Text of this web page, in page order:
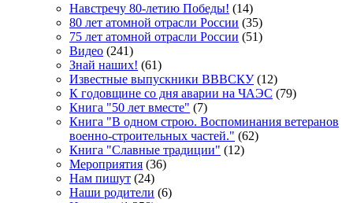
Навстречу 80-летию Победы! (14)
80 лет атомной отрасли России (35)
75 лет атомной отрасли России (51)
Видео (241)
Знай наших! (61)
Известные выпускники ВВВСКУ(12)
К годовщине со дня аварии на ЧАЭС (79)
Книга "50 лет вместе" (7)
Книга "В одном строю. Воспоминания ветеранов
военно-строительных частей." (62)
Книга "Славные традиции" (12)
Мероприятия (36)
Нам пишут (24)
Наши родители (6)